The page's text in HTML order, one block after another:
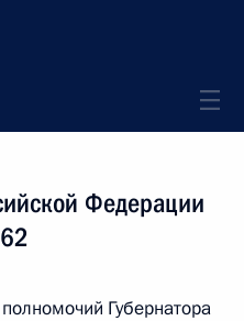
Федерации
Губернатора